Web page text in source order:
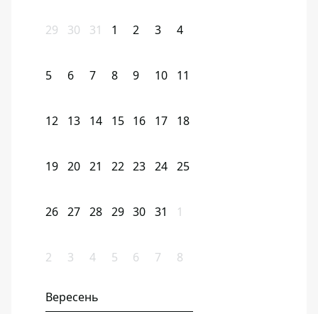
29 30 31 1 2 3 4
5 6 7 8 9 10 11
12 13 14 15 16 17 18
19 20 21 22 23 24 25
26 27 28 29 30 31 1
2 3 4 5 6 7 8
Вересень